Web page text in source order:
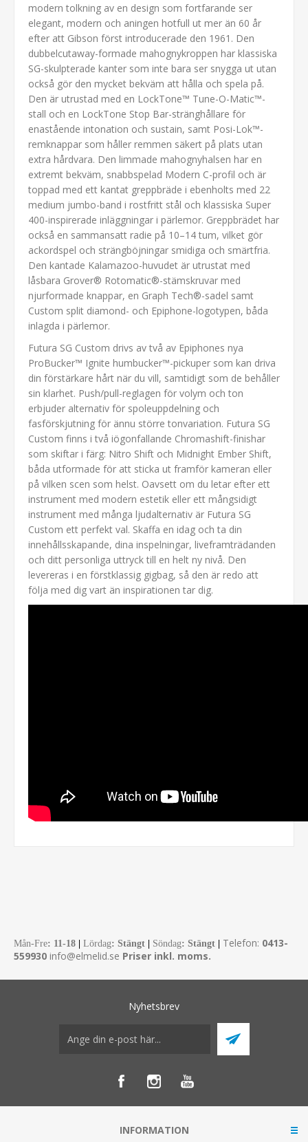
modern tolkning av en design som fortfarande ser
elegant, modern och aningen hotfull ut mer än 60 år
efter att Gibson först introducerade den 1961. Den
dubbelcutaway-formade mahognykroppen har klassiska
SG-skulpterade kanter som inte bara ser snygga ut utan
också gör den mycket bekväm att hålla och spela på.
Den är utrustad med en LockTone™ Tune-O-Matic™-
stall och en LockTone Stop Bar-stränghållare för
enastående intonation och sustain, samt Posi-Lok™-
remknappar som håller remmen säkert på plats utan
extra hårdvara. Den limmade mahognyhalsen har en
extremt bekväm, snabbspelad Modern C-profil och är
toppad med ett kantat greppbräde i ebenholts med 22
medium jumbo-band i rostfritt stål och klassiska Super
400-inspirerade inläggningar i pärlemor. Greppbrädet har
också en sammansatt radie på 10–14 tum, vilket gör
ackordspel och strängböjningar smidiga och smärtfria.
Den kantade Kalamazoo-huvudet är utrustat med
låsbara Grover® Rotomatic®-stämskruvar med
njurformade knappar, en Graph Tech®-sadel samt
Custom split diamond- och Epiphone-logotypen, båda
inlagda i pärlemor.
Futura SG Custom drivs av två av Epiphones nya
ProBucker™ Ignite humbucker™-pickuper som kan driva
din förstärkare hårt när du vill, samtidigt som de behåller
sin klarhet. Push/pull-reglagen för volym och ton
erbjuder alternativ för spoleuppdelning och
fasförskjutning för ännu större tonvariation. Futura SG
Custom finns i två iögonfallande Chromashift-finishar
som skiftar i färg: Nitro Shift och Midnight Ember Shift,
båda utformade för att sticka ut framför kameran eller
på vilken scen som helst. Oavsett om du letar efter ett
instrument med modern estetik eller ett mångsidigt
instrument med många ljudalternativ är Futura SG
Custom ett perfekt val. Skaffa en idag och ta din
innehållsskapande, dina inspelningar, liveframträdanden
och ditt personliga uttryck till en helt ny nivå. Den
levereras i en förstklassig gigbag, så den är redo att
följa med dig vart än inspirationen tar dig.
Mån-Fre: 11-18 Lördag: Stängt Söndag: Stängt Telefon: 0413-
559930 info@elmelid.se Priser inkl. moms.
Nyhetsbrev
INFORMATION